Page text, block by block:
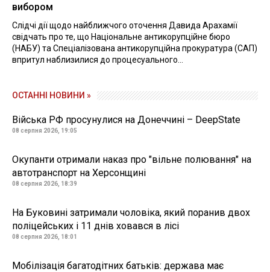
вибором
Слідчі дії щодо найближчого оточення Давида Арахамії
свідчать про те, що Національне антикорупційне бюро
(НАБУ) та Спеціалізована антикорупційна прокуратура (САП)
впритул наблизилися до процесуального...
ОСТАННІ НОВИНИ »
Війська РФ просунулися на Донеччині – DeepState
08 серпня 2026, 19:05
Окупанти отримали наказ про "вільне полювання" на
автотранспорт на Херсонщині
08 серпня 2026, 18:39
На Буковині затримали чоловіка, який поранив двох
поліцейських і 11 днів ховався в лісі
08 серпня 2026, 18:01
Мобілізація багатодітних батьків: держава має